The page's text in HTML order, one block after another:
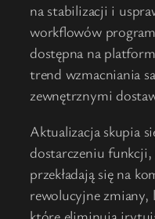
na stabilizacji i
workflowów
dostępna na
trend wzmacniania
zewnętrznymi
Aktualizacja skupia
dostarczeniu
przekładają się na
rewolucyjne zmiany,